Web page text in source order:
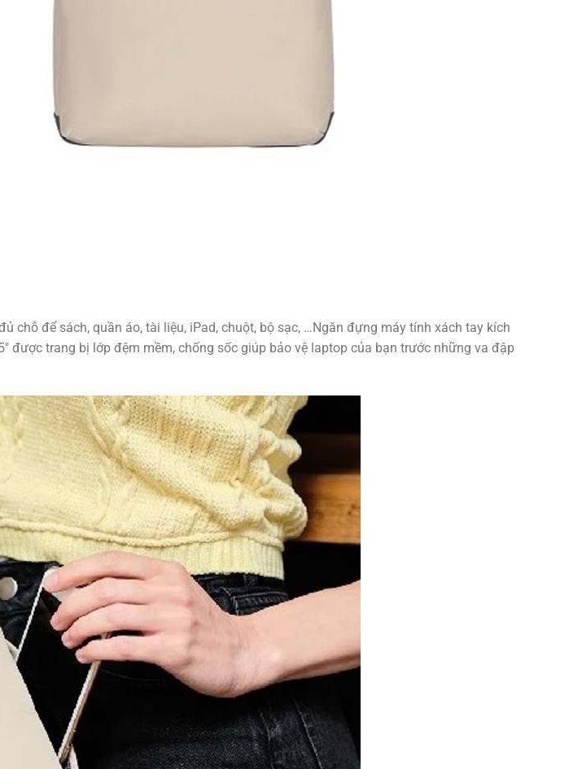
chỗ để sách, quần áo, tài liệu, iPad, chuột, bộ sạc, …Ngăn đựng máy tính xách tay kích
được trang bị lớp đệm mềm, chống sốc giúp bảo vệ laptop của bạn trước những va đập